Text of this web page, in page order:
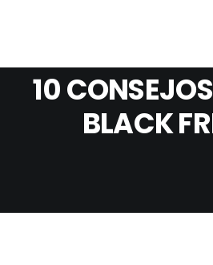
10
BLACK